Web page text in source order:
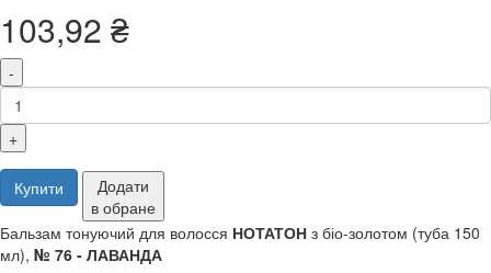
103,92 ₴
-
+
Купити
Додати
в обране
Бальзам тонуючий для волосся НОТАТОН з біо-золотом (туба 150
мл), № 76 - ЛАВАНДА